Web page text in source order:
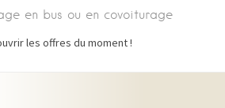
en bus ou en covoiturage
les offres du moment !